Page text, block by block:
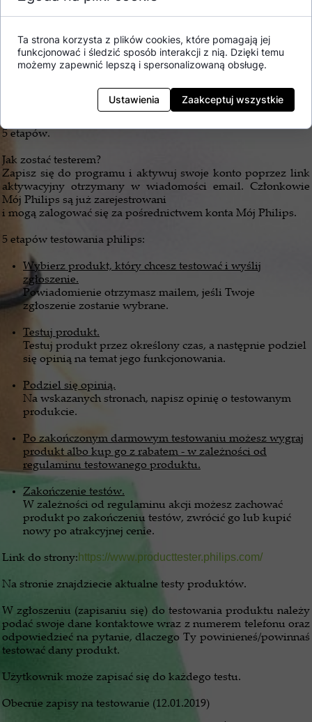
https://www.producttester.philips.com dowiesz się,
jak wygląda przebieg testów. Każda akcja testowania trwa
5 etapów.
Jak zostać testerem?
Zapisz się do programu i aktywuj swoje konto poprzez link
aktywacyjny otrzymany w wiadomości email. Członkowie
Mój Philips są już zarejestrowani
i mogą zalogować się za pośrednictwem konta Mój Philips.
5 etapów testowania philips:
Wybierz produkt, który chcesz testować i wyślij
zgłoszenie.
Powiadomienie otrzymasz mailem, jeśli Twoje
zgłoszenie zostanie wybrane.
Testuj produkt.
Testuj produkt przez określony czas, a następnie podziel
się opinią na temat jego funkcjonowania.
Podziel się opinią.
Na wskazanych stronach, napisz opinię o testowanym
produkcie.
Po zakończonym darmowym testowaniu możesz wygraj
produkt albo kup go z rabatem - w zależności od
regulaminu testowanego produktu.
Zakończenie testów.
W zależności od regulaminu akcji możesz zachować
produkt po zakończeniu testów, zwrócić go lub kupić
nowy po atrakcyjnej cenie.
Link do strony: https://www.producttester.philips.com/
Na stronie znajdziecie aktualne testy produktów.
W zgłoszeniu (zapisaniu się) do testowania produktu należy
podać swoje dane kontaktowe wraz z numerem telefonu oraz
odpowiedzieć na pytanie, dlaczego Ty powinieneś/powinnaś
testować dany produkt.
Użytkownik może zapisać się do każdego testu.
Obecnie zapisy na testowanie (12.01.2019)
Ta strona korzysta z plików cookies, które pomagają jej
funkcjonować i śledzić sposób interakcji z nią. Dzięki temu
możemy zapewnić lepszą i spersonalizowaną obsługę.
Ustawienia Zaakceptuj wszystkie